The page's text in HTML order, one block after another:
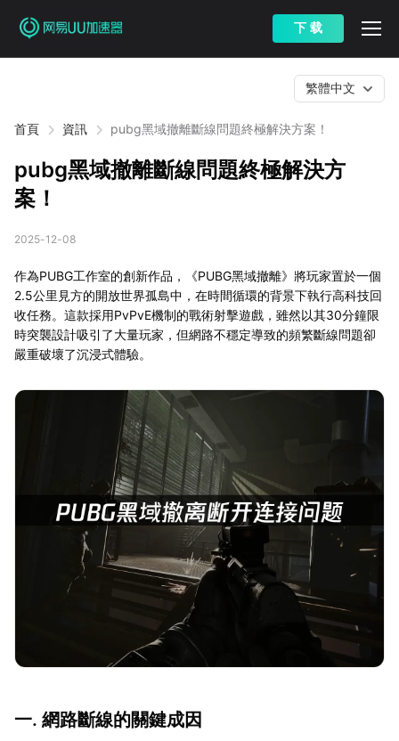
下 载
首頁 資訊 pubg黑域撤離斷線問題終極解決方案！
繁體中文
pubg黑域撤離斷線問題終極解決方
案！
2025-12-08
作為PUBG工作室的創新作品，《PUBG黑域撤離》將玩家置於一個
2.5公里見方的開放世界孤島中，在時間循環的背景下執行高科技回
收任務。這款採用PvPvE機制的戰術射擊遊戲，雖然以其30分鐘限
時突襲設計吸引了大量玩家，但網路不穩定導致的頻繁斷線問題卻
嚴重破壞了沉浸式體驗。
一. 網路斷線的關鍵成因